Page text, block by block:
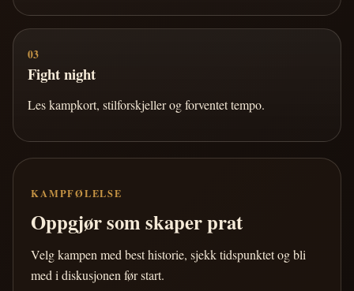
03
Fight night
Les kampkort, stilforskjeller og forventet tempo.
KAMPFØLELSE
Oppgjør som skaper prat
Velg kampen med best historie, sjekk tidspunktet og bli
med i diskusjonen før start.